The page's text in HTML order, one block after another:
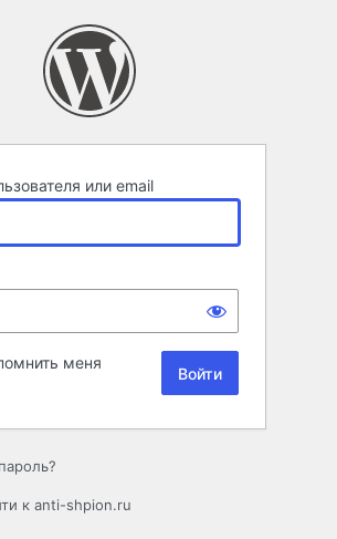
или email
меня
к anti-shpion.ru